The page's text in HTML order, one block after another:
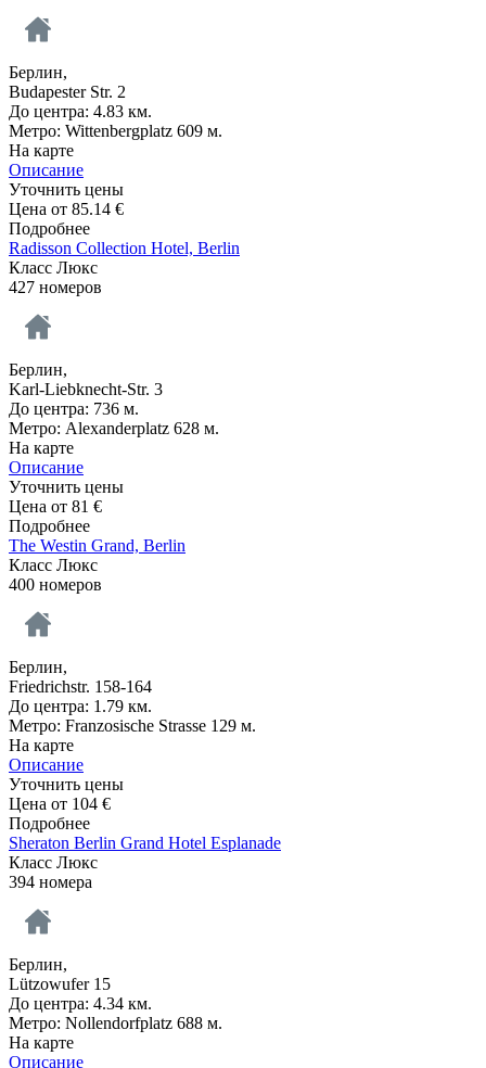
Берлин,
Budapester Str. 2
До центра: 4.83 км.
Метро: Wittenbergplatz 609 м.
На карте
Описание
Уточнить цены
Цена от 85.14 €
Подробнее
Radisson Collection Hotel, Berlin
Класс Люкс
427 номеров
Берлин,
Karl-Liebknecht-Str. 3
До центра: 736 м.
Метро: Alexanderplatz 628 м.
На карте
Описание
Уточнить цены
Цена от 81 €
Подробнее
The Westin Grand, Berlin
Класс Люкс
400 номеров
Берлин,
Friedrichstr. 158-164
До центра: 1.79 км.
Метро: Franzosische Strasse 129 м.
На карте
Описание
Уточнить цены
Цена от 104 €
Подробнее
Sheraton Berlin Grand Hotel Esplanade
Класс Люкс
394 номера
Берлин,
Lützowufer 15
До центра: 4.34 км.
Метро: Nollendorfplatz 688 м.
На карте
Описание